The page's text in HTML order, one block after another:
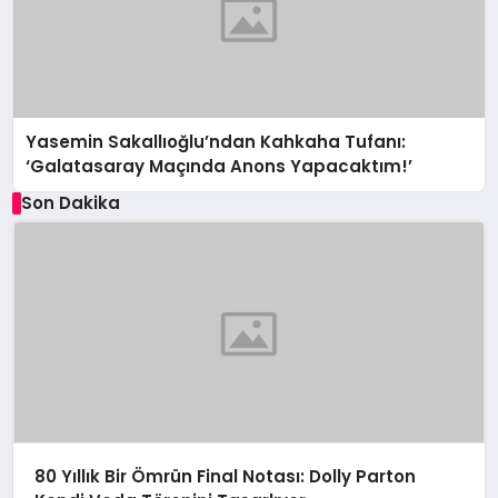
Yasemin Sakallıoğlu’ndan Kahkaha Tufanı:
‘Galatasaray Maçında Anons Yapacaktım!’
Son Dakika
80 Yıllık Bir Ömrün Final Notası: Dolly Parton